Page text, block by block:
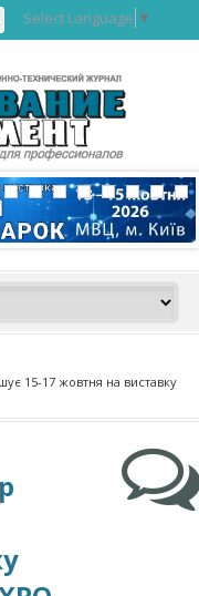
Select Language ▼
15-17 жовтня на виставку